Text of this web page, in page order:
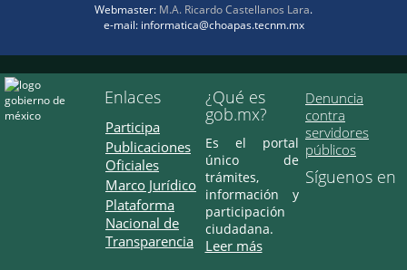
Webmaster: M.A. Ricardo Castellanos Lara.
e-mail: informatica@choapas.tecnm.mx
Enlaces
Participa
Publicaciones
Oficiales
Marco Jurídico
Plataforma
Nacional de
Transparencia
¿Qué es
gob.mx?
Es el portal
único de
trámites,
información y
participación
ciudadana.
Leer más
Denuncia
contra
servidores
públicos
Síguenos en